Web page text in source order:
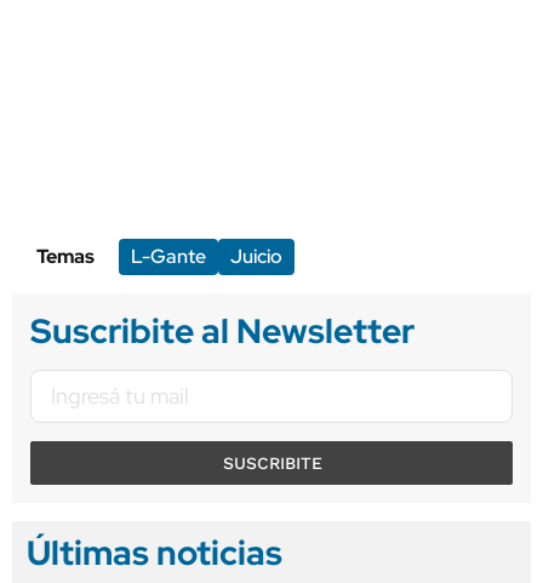
Temas L-Gante Juicio
Suscribite al Newsletter
SUSCRIBITE
Últimas noticias